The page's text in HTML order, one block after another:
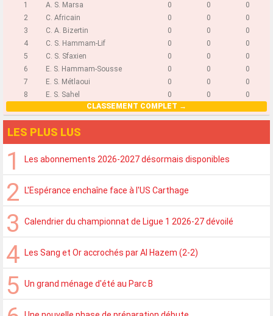
CLASSEMENT COMPLET
1 A. S. Marsa 0 0
0
2
C. Africain 0 0
0
3
C. A. Bizertin 0 0
0
4
C. S. Hammam-Lif 0 0
0
5
C. S. Sfaxien 0 0
0
6
E. S. Hammam-Sousse 0 0
0
7
E. S. Métlaoui 0 0
0
8
E. S. Sahel 0 0 0
LES PLUS LUS
Les abonnements 2026-2027 désormais disponibles
L'Espérance enchaîne face à l'US Carthage
Calendrier du championnat de Ligue 1 2026-27 dévoilé
Les Sang et Or accrochés par Al Hazem (2-2)
Un grand ménage d'été au Parc B